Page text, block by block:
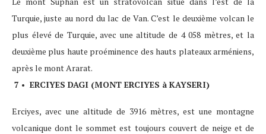
Turquie, juste au nord du lac de Van. C’est le deuxième volcan le
plus élevé de Turquie, avec une altitude de 4 058 mètres, et la
deuxième plus haute proéminence des hauts plateaux arméniens,
après le mont Ararat.
7 • ERCIYES DAGI (MONT ERCIYES à KAYSERI)
Erciyes, avec une altitude de 3916 mètres, est une montagne
volcanique dont le sommet est toujours couvert de neige et de